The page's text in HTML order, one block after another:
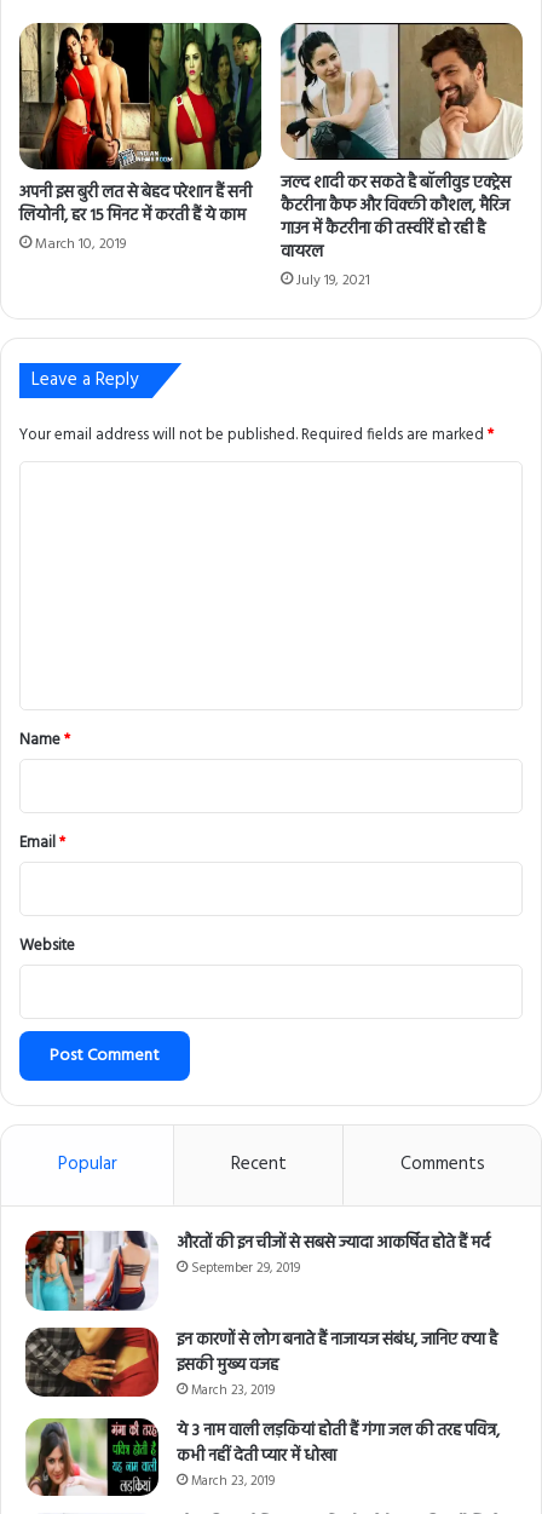
s
अपनी इस बुरी लत से बेहद परेशान हैं सनी
लियोनी, हर 15 मिनट में करती हैं ये काम
March 10, 2019
जल्द शादी कर सकते है बॉलीवुड एक्ट्रेस
कैटरीना कैफ और विक्की कौशल, मैरिज
गाउन में कैटरीना की तस्वीरें हो रही है
वायरल
July 19, 2021
Leave a Reply
Your email address will not be published.Required fields are marked*
*
Name*
Email*
Website
Popular Recent Comments
औरतों की इन चीजों से सबसे ज्यादा आकर्षित होते हैं मर्द
September 29, 2019
इन कारणों से लोग बनाते हैं नाजायज संबंध, जानिए क्या है
इसकी मुख्य वजह
March 23, 2019
ये 3 नाम वाली लड़कियां होती हैं गंगा जल की तरह पवित्र,
कभी नहीं देती प्यार में धोखा
March 23, 2019